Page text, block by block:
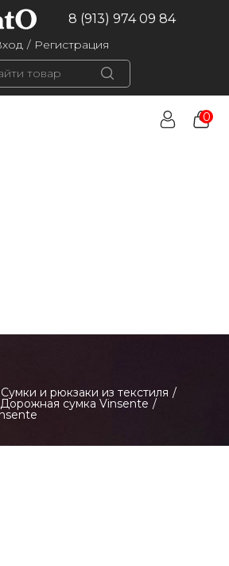
8 (913) 974 09 84
/ Регистрация
0
Сумки и рюкзаки из текстиля /
Дорожная сумка Vinsente /